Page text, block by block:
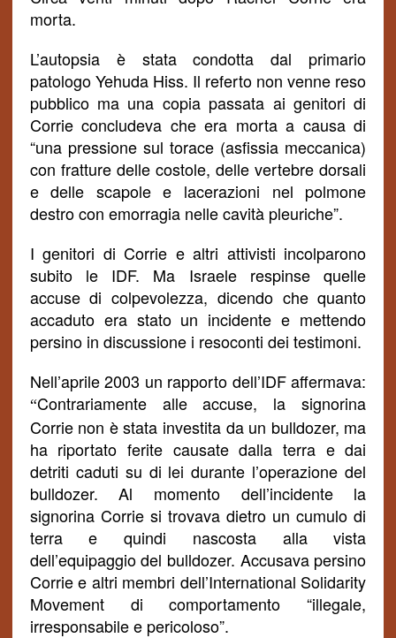
morta.
L’autopsia è stata condotta dal primario
patologo Yehuda Hiss. Il referto non venne reso
pubblico ma una copia passata ai genitori di
Corrie concludeva che era morta a causa di
“una pressione sul torace (asfissia meccanica)
con fratture delle costole, delle vertebre dorsali
e delle scapole e lacerazioni nel polmone
destro con emorragia nelle cavità pleuriche”.
I genitori di Corrie e altri attivisti incolparono
subito le IDF. Ma Israele respinse quelle
accuse di colpevolezza, dicendo che quanto
accaduto era stato un incidente e mettendo
persino in discussione i resoconti dei testimoni.
Nell’aprile 2003 un rapporto dell’IDF affermava:
“Contrariamente alle accuse, la signorina
Corrie non è stata investita da un bulldozer, ma
ha riportato ferite causate dalla terra e dai
detriti caduti su di lei durante l’operazione del
bulldozer. Al momento dell’incidente la
signorina Corrie si trovava dietro un cumulo di
terra e quindi nascosta alla vista
dell’equipaggio del bulldozer. Accusava persino
Corrie e altri membri dell’International Solidarity
Movement di comportamento “illegale,
irresponsabile e pericoloso”.